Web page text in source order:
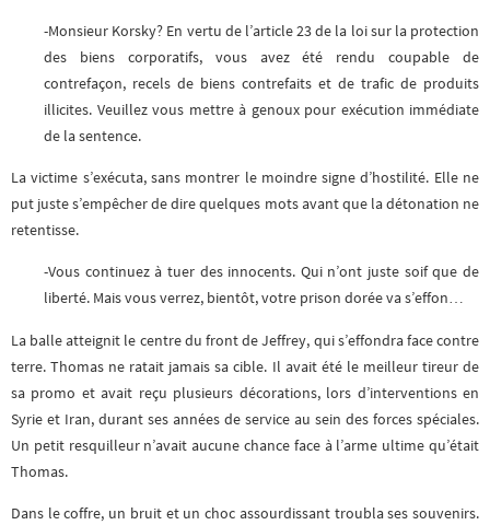
-Monsieur Korsky? En vertu de l’article 23 de la loi sur la protection
des biens corporatifs, vous avez été rendu coupable de
contrefaçon, recels de biens contrefaits et de trafic de produits
illicites. Veuillez vous mettre à genoux pour exécution immédiate
de la sentence.
La victime s’exécuta, sans montrer le moindre signe d’hostilité. Elle ne
put juste s’empêcher de dire quelques mots avant que la détonation ne
retentisse.
-Vous continuez à tuer des innocents. Qui n’ont juste soif que de
liberté. Mais vous verrez, bientôt, votre prison dorée va s’effon…
La balle atteignit le centre du front de Jeffrey, qui s’effondra face contre
terre. Thomas ne ratait jamais sa cible. Il avait été le meilleur tireur de
sa promo et avait reçu plusieurs décorations, lors d’interventions en
Syrie et Iran, durant ses années de service au sein des forces spéciales.
Un petit resquilleur n’avait aucune chance face à l’arme ultime qu’était
Thomas.
Dans le coffre, un bruit et un choc assourdissant troubla ses souvenirs.